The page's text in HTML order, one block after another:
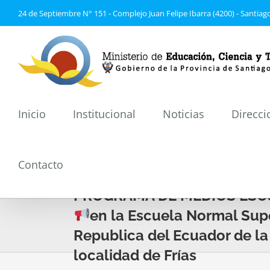
al
24 de Septiembre N° 151 - Complejo Juan Felipe Ibarra (4200) -
Inicio Institucional Noticias
Contacto
PROGRAMA DE MEDIOS
en la Escuela Normal
Republica del Ecuador de la
localidad de Frías